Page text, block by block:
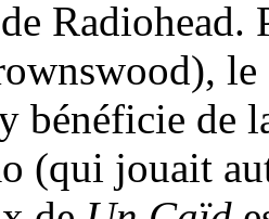
Radiohead.
bénéficie de
(qui jouait